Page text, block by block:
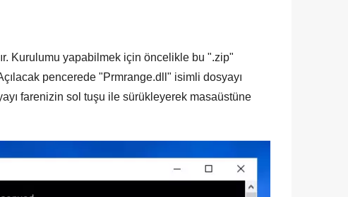
Kurulumu yapabilmek için öncelikle bu ".zip"
pencerede "Prmrange.dll " isimli dosyayı
farenizin sol tuşu ile sürükleyerek masaüstüne